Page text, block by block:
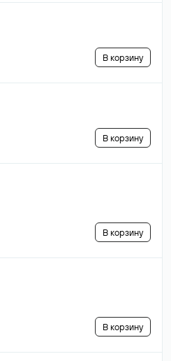
В корзину
В корзину
В корзину
В корзину